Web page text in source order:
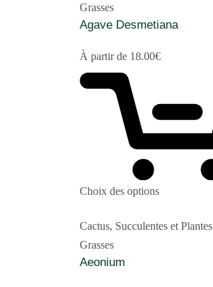
Grasses
Agave Desmetiana
À partir de 18.00€
Choix des options
Cactus, Succulentes et Plantes
Grasses
Aeonium